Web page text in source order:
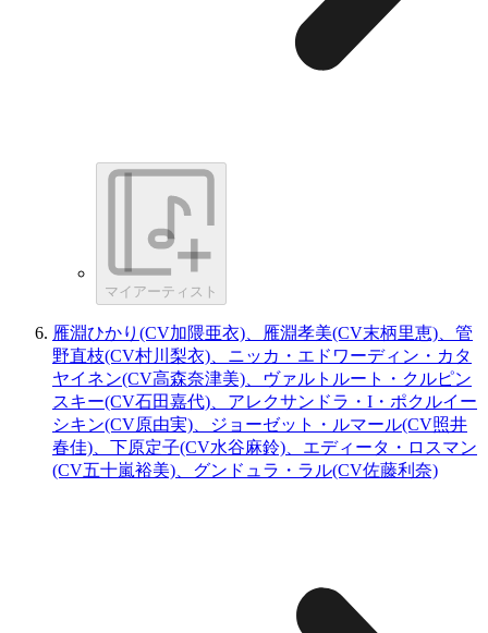
マイアーティスト
雁淵ひかり(CV加隈亜衣)、雁淵孝美(CV末柄里恵)、管
野直枝(CV村川梨衣)、ニッカ・エドワーディン・カタ
ヤイネン(CV高森奈津美)、ヴァルトルート・クルピン
スキー(CV石田嘉代)、アレクサンドラ・I・ポクルイー
シキン(CV原由実)、ジョーゼット・ルマール(CV照井
春佳)、下原定子(CV水谷麻鈴)、エディータ・ロスマン
(CV五十嵐裕美)、グンドュラ・ラル(CV佐藤利奈)